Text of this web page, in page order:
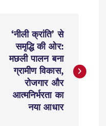
‘नीली क्रांति’ से
समृद्धि की ओर:
मछली पालन बना
ग्रामीण विकास,
रोजगार और
आत्मनिर्भरता का
नया आधार